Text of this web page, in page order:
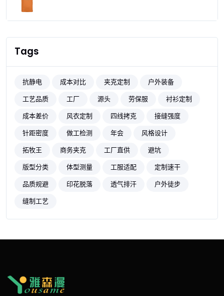
Tags
抗静电 成本对比 夹克定制
户外装备
工艺品质
工厂 源头 劳保服
衬衫定制
成本差价
风衣定制 四线拷克
接缝强度
针距密度
做工检测 年会
风格设计
拓牧王
商务夹克 工厂直供
避坑
版型分类
体型测量 工服适配
定制速干
品质规避
印花脱落 透气排汗
户外徒步
缝制工艺